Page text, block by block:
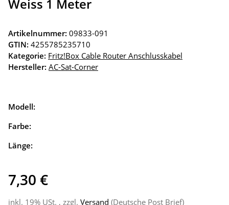
Weiss 1 Meter
Artikelnummer: 09833-091
GTIN: 4255785235710
Kategorie: Fritz!Box Cable Router Anschlusskabel
Hersteller: AC-Sat-Corner
Modell:
Farbe:
Länge:
7,30 €
inkl. 19% USt. , zzgl. Versand (Deutsche Post Brief)